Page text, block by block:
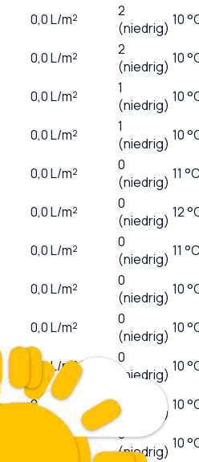
0,0L/m²
2
(niedrig) 10
0,0L/m²
2
(niedrig) 10
0,0L/m²
1
(niedrig) 10
0,0L/m²
1
(niedrig) 10
0,0L/m²
0
(niedrig) 11
0,0L/m²
0
(niedrig) 12
0,0L/m²
0
(niedrig) 11
0,0L/m²
0
(niedrig) 10
0,0L/m²
0
(niedrig) 10
0,0L/m²
0
(niedrig) 10
0,0 L/m²
(niedrig) 10
L/m²
0
(niedrig) 10